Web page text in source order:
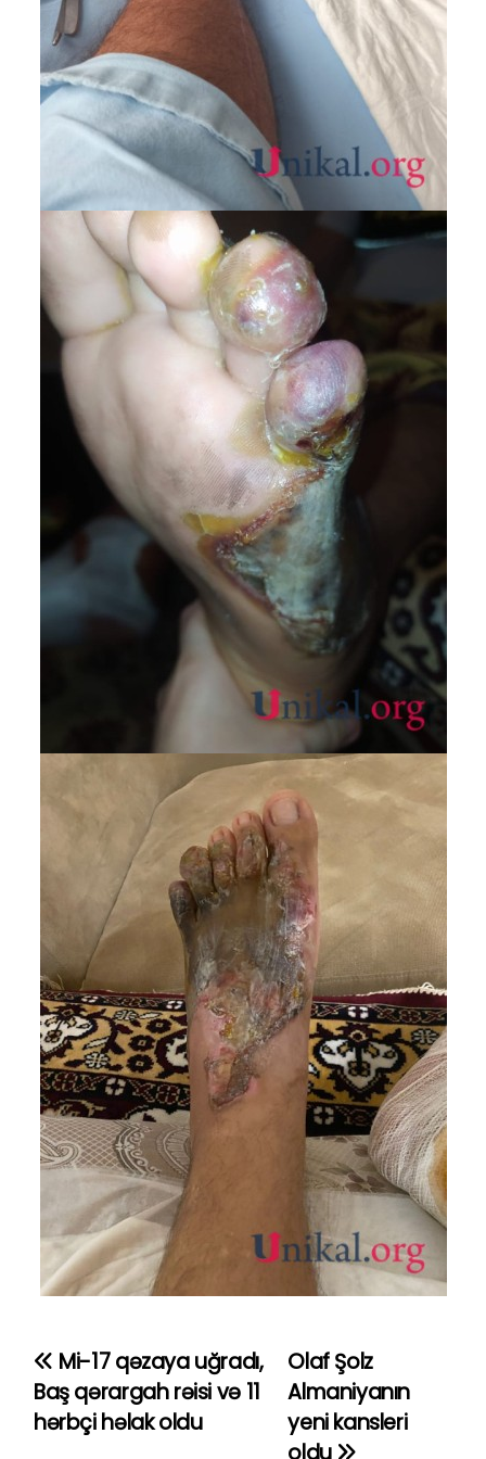
Y
a
Olaf Şolz
Almaniyanın
yeni kansleri
Mi-17 qəzaya uğradı,
Baş qərargah rəisi və 11
hərbçi həlak oldu